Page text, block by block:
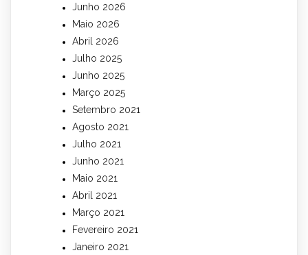
Junho 2026
Maio 2026
Abril 2026
Julho 2025
Junho 2025
Março 2025
Setembro 2021
Agosto 2021
Julho 2021
Junho 2021
Maio 2021
Abril 2021
Março 2021
Fevereiro 2021
Janeiro 2021